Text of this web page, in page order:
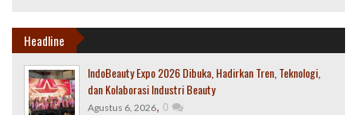
Headline
IndoBeauty Expo 2026 Dibuka, Hadirkan Tren, Teknologi,
dan Kolaborasi Industri Beauty
Agustus 6, 2026, 0